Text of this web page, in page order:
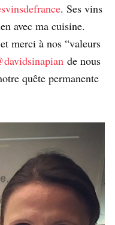
. Ses vins
avec ma cuisine.
merci à nos “valeurs
de nous
quête permanente